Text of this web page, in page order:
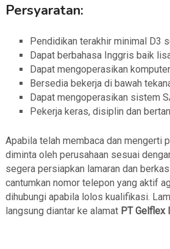
Persyaratan:
Pendidikan terakhir minimal D3
Dapat berbahasa Inggris baik
Dapat mengoperasikan komputer
Bersedia bekerja di bawah
Dapat mengoperasikan sistem
Pekerja keras, disiplin dan
Apabila telah membaca dan mengerti
diminta oleh perusahaan sesuai
segera persiapkan lamaran dan
cantumkan nomor telepon yang aktif
dihubungi apabila lolos kualifikasi.
langsung diantar ke alamat PT Gelflex